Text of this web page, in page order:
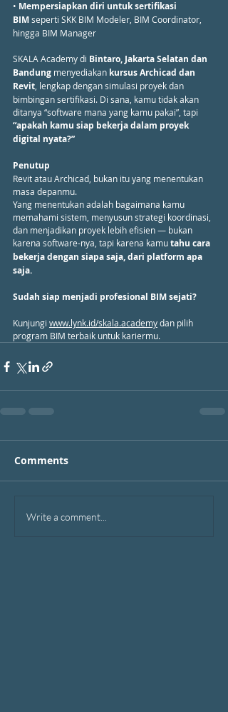
• Mempersiapkan diri untuk sertifikasi
BIM seperti SKK BIM Modeler, BIM Coordinator,
hingga BIM Manager
SKALA Academy di Bintaro, Jakarta Selatan dan
Bandung menyediakan kursus Archicad dan
Revit , lengkap dengan simulasi proyek dan
bimbingan sertifikasi. Di sana, kamu tidak akan
ditanya “software mana yang kamu pakai”, tapi
“apakah kamu siap bekerja dalam proyek
digital nyata?”
Penutup
Revit atau Archicad, bukan itu yang menentukan
masa depanmu.
Yang menentukan adalah bagaimana kamu
memahami sistem, menyusun strategi koordinasi,
dan menjadikan proyek lebih efisien — bukan
karena software-nya, tapi karena kamu tahu cara
bekerja dengan siapa saja, dari platform apa
saja.
Sudah siap menjadi profesional BIM sejati?
Kunjungi www.lynk.id/skala.academy dan pilih
program BIM terbaik untuk kariermu.
Comments
Write a comment...